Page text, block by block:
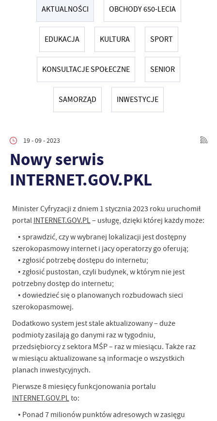
AKTUALNOŚCI OBCHODY 650-LECIA
EDUKACJA KULTURA SPORT
KONSULTACJE SPOŁECZNE SENIOR
SAMORZĄD INWESTYCJE
19 - 09 - 2023
Nowy serwis
INTERNET.GOV.PKL
Minister Cyfryzacji z dniem 1 stycznia 2023 roku uruchomił
portal INTERNET.GOV.PL– usługę, dzięki której każdy może:
• sprawdzić, czy w wybranej lokalizacji jest dostępny
szerokopasmowy internet i jacy operatorzy go oferują;
• zgłosić potrzebę dostępu do internetu;
• zgłosić pustostan, czyli budynek, w którym nie jest
potrzebny dostęp do internetu;
• dowiedzieć się o planowanych rozbudowach sieci
szerokopasmowej.
Dodatkowo system jest stale aktualizowany – duże
podmioty zasilają go danymi raz w tygodniu,
przedsiębiorcy z sektora MŚP – raz w miesiącu. Także raz
w miesiącu aktualizowane są informacje o wszystkich
planach inwestycyjnych.
Pierwsze 8 miesięcy funkcjonowania portalu
INTERNET.GOV.PLto:
• Ponad 7 milionów punktów adresowych w zasięgu